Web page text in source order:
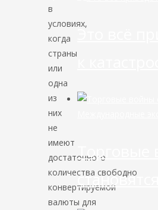
в
условиях,
когда
страны
или
одна
из
них
не
имеют
достаточного
количества свободно
конвертируемой
валюты для
Это всё
Торговые